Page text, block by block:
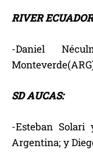
RIVER
-Daniel
SD AUCAS:
-Esteban Solari
Argentina; y